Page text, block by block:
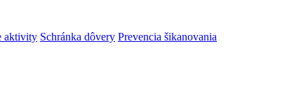
aktivity Schránka dôvery Prevencia šikanovania